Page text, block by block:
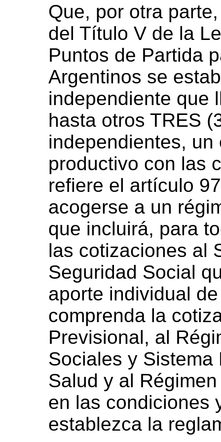
Que, por otra
del Título V de la
Puntos de Partida
Argentinos se
independiente que
hasta otros TRES
independientes, un
productivo con las
refiere el artículo
acogerse a un
que incluirá, para
las cotizaciones al
Seguridad Social
aporte individual
comprenda la
Previsional, al
Sociales y
Salud y al
en las condiciones
establezca la